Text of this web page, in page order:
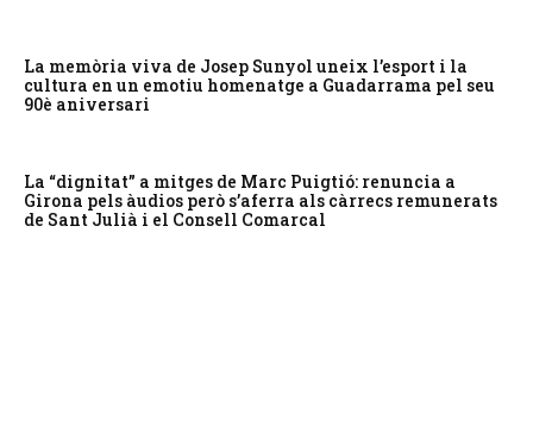
La memòria viva de Josep Sunyol uneix l’esport i la
cultura en un emotiu homenatge a Guadarrama pel seu
90è aniversari
La “dignitat” a mitges de Marc Puigtió: renuncia a
Girona pels àudios però s’aferra als càrrecs remunerats
de Sant Julià i el Consell Comarcal